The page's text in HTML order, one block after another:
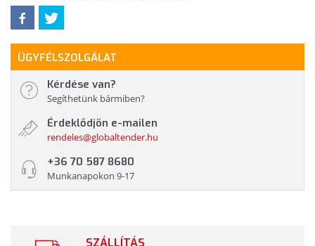
ÜGYFÉLSZOLGÁLAT
Kérdése van?
Segíthetünk bármiben?
Érdeklődjön e-mailen
rendeles@globaltender.hu
+36 70 587 8680
Munkanapokon 9-17
SZÁLLÍTÁS